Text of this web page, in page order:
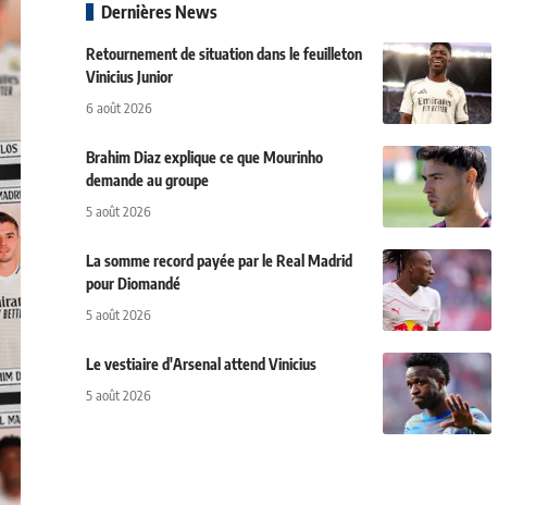
Dernières News
Retournement de situation dans le feuilleton
Vinicius Junior
6 août 2026
Brahim Diaz explique ce que Mourinho
demande au groupe
5 août 2026
La somme record payée par le Real Madrid
pour Diomandé
5 août 2026
Le vestiaire d'Arsenal attend Vinicius
5 août 2026